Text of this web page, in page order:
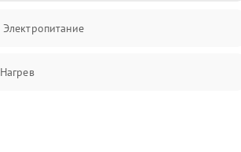
Электропитание
Нагрев